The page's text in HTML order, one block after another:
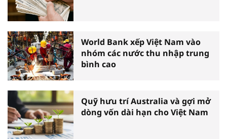
World Bank xếp Việt Nam vào
nhóm các nước thu nhập trung
bình cao
Quỹ hưu trí Australia và gợi mở
dòng vốn dài hạn cho Việt Nam